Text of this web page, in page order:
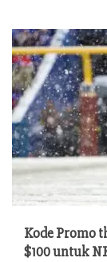
Kode Promo
$100 untuk